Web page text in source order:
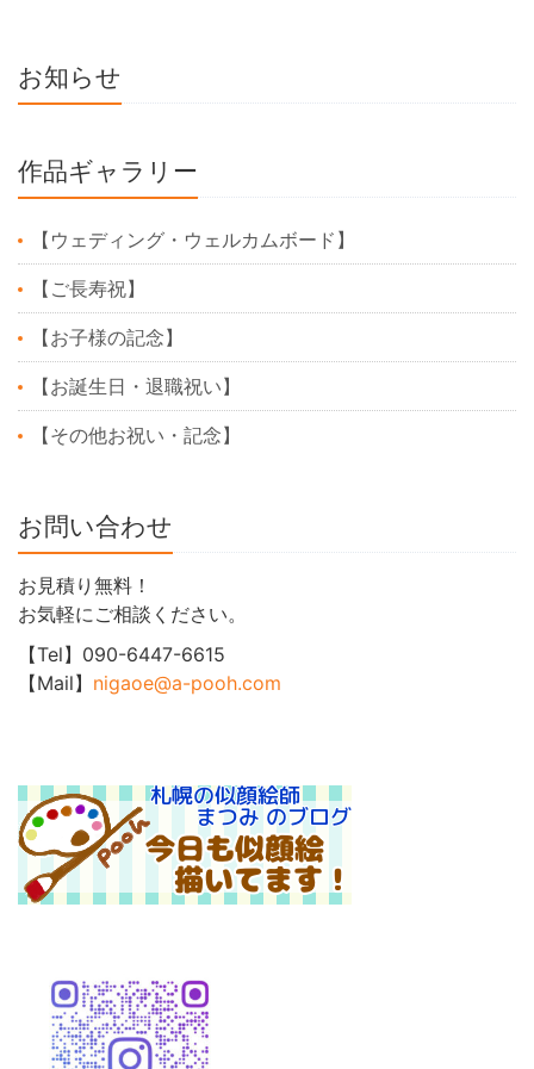
お知らせ
作品ギャラリー
【ウェディング・ウェルカムボード】
【ご長寿祝】
【お子様の記念】
【お誕生日・退職祝い】
【その他お祝い・記念】
お問い合わせ
お見積り無料！
お気軽にご相談ください。
【Tel】090-6447-6615
【Mail】 nigaoe@a-pooh.com